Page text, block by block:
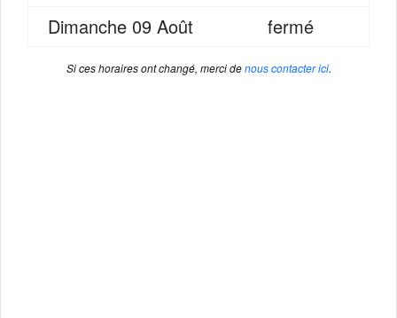
Dimanche 09 Août fermé
Si ces horaires ont changé, merci denous contacter ici.